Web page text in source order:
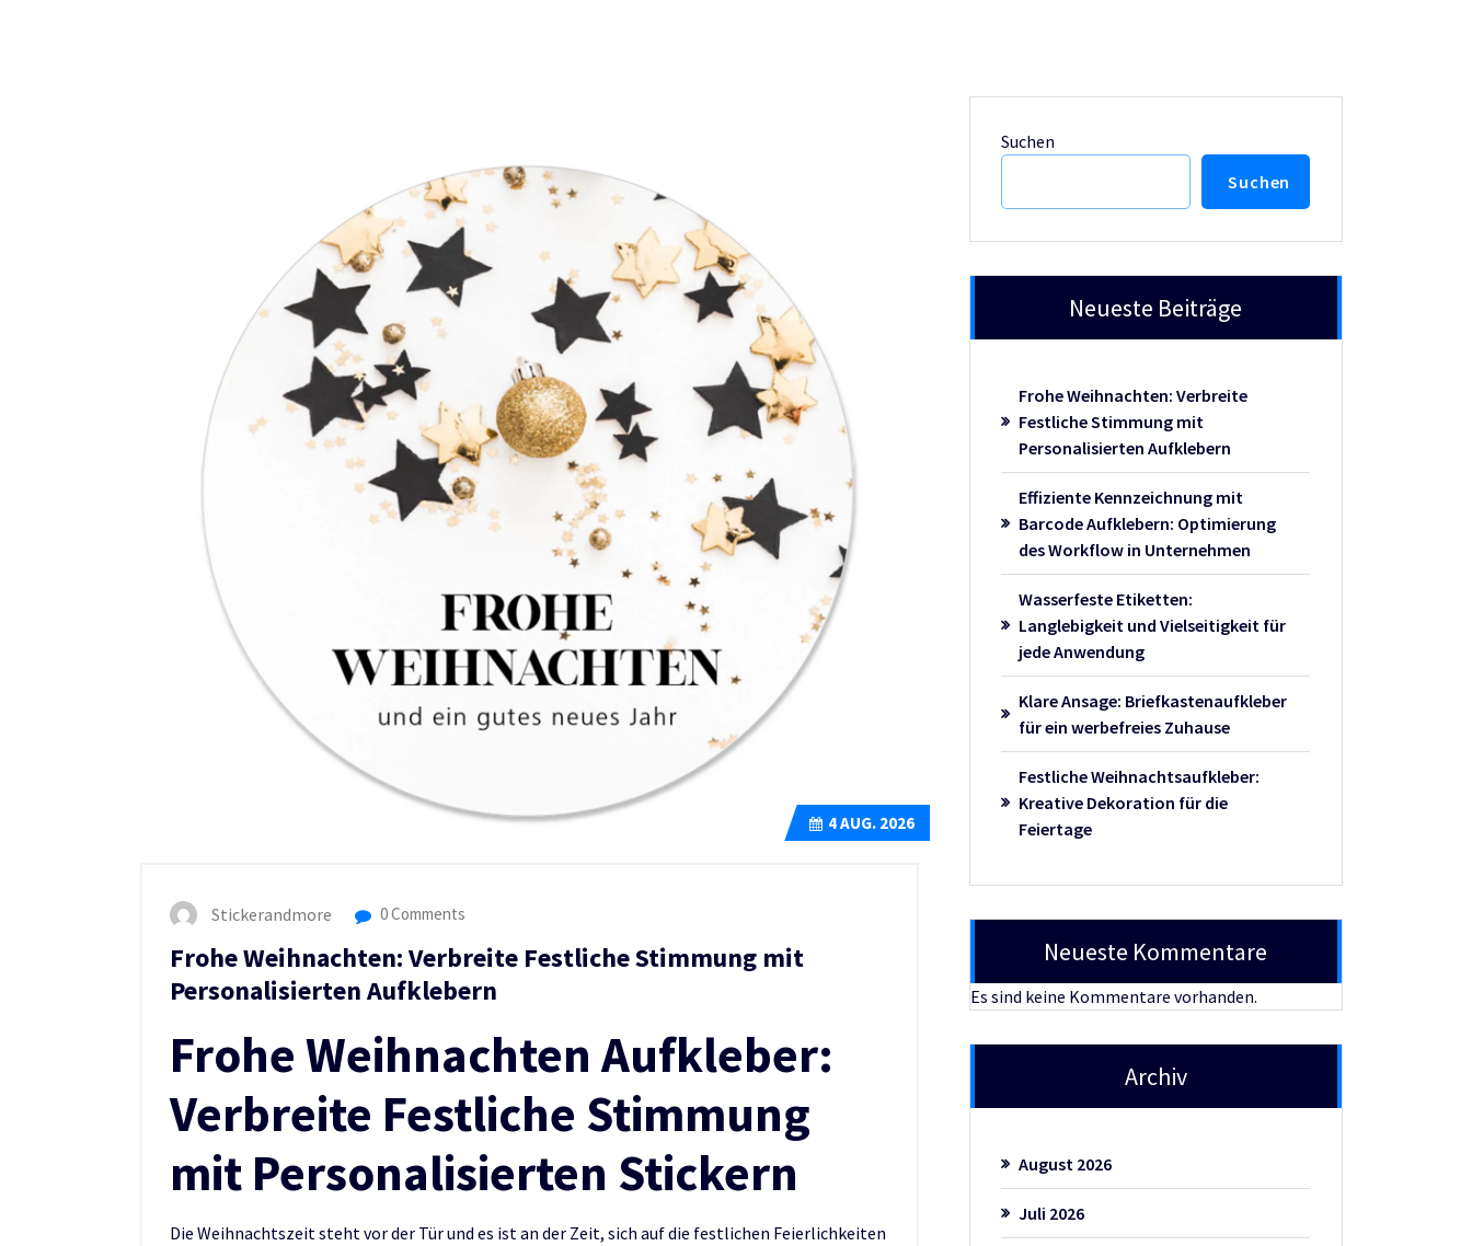
4AUG. 2026
Stickerandmore 0 Comments
Frohe Weihnachten: Verbreite Festliche Stimmung mit
Personalisierten Aufklebern
Frohe Weihnachten Aufkleber:
Verbreite Festliche Stimmung
mit Personalisierten Stickern
Die Weihnachtszeit steht vor der Tür und es ist an der Zeit, sich auf die festlichen Feierlichkeiten
Suchen
Suchen
Neueste Beiträge
Frohe Weihnachten: Verbreite
Festliche Stimmung mit
Personalisierten Aufklebern
Effiziente Kennzeichnung mit
Barcode Aufklebern: Optimierung
des Workflow in Unternehmen
Wasserfeste Etiketten:
Langlebigkeit und Vielseitigkeit für
jede Anwendung
Klare Ansage: Briefkastenaufkleber
für ein werbefreies Zuhause
Festliche Weihnachtsaufkleber:
Kreative Dekoration für die
Feiertage
Neueste Kommentare
Es sind keine Kommentare vorhanden.
Archiv
August 2026
Juli 2026